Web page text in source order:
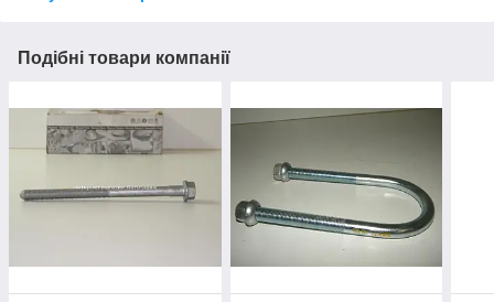
Подібні товари компанії